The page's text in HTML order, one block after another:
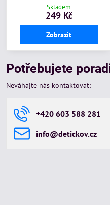
Skladem
249 Kč
Zobrazit
Potřebujete
Neváhajte nás kontaktovat:
+420 603 588 281
info​@detickov​.cz